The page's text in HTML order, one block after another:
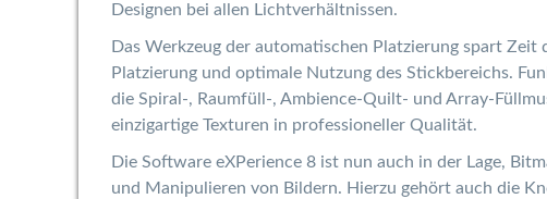
Designen bei allen Lichtverhältnissen.
Das Werkzeug der automatischen Platzierung spart
Platzierung und optimale Nutzung des Stickbereichs.
die Spiral-, Raumfüll-, Ambience-Quilt- und Array-
einzigartige Texturen in professioneller Qualität.
Die Software eXPerience 8 ist nun auch in der Lage,
und Manipulieren von Bildern. Hierzu gehört auch die